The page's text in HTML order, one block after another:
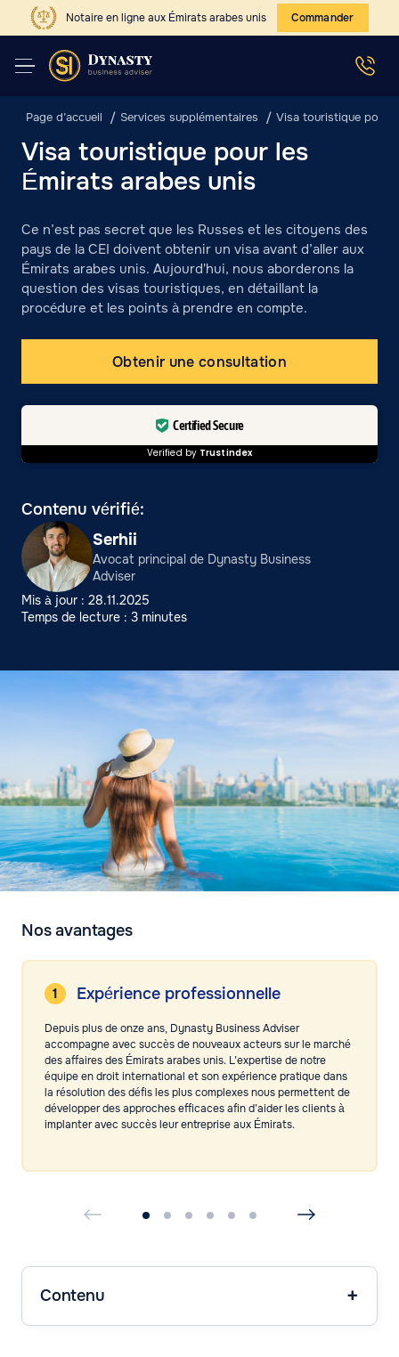
Notaire en ligne aux Émirats arabes unis Commander
Page d’accueil Services supplémentaires Visa touristique pour
Visa touristique pour les
Émirats arabes unis
Ce n’est pas secret que les Russes et les citoyens des
pays de la CEI doivent obtenir un visa avant d’aller aux
Émirats arabes unis. Aujourd'hui, nous aborderons la
question des visas touristiques, en détaillant la
procédure et les points à prendre en compte.
Obtenir une consultation
Certified Secure
Verified by Trustindex
Contenu vérifié:
Serhii
Avocat principal de Dynasty Business
Adviser
Mis à jour : 28.11.2025
Temps de lecture : 3 minutes
Nos avantages
Expérience professionnelle
Depuis plus de onze ans, Dynasty Business Adviser
accompagne avec succès de nouveaux acteurs sur le marché
des affaires des Émirats arabes unis. L’expertise de notre
équipe en droit international et son expérience pratique dans
la résolution des défis les plus complexes nous permettent de
développer des approches efficaces afin d’aider les clients à
implanter avec succès leur entreprise aux Émirats.
Contenu